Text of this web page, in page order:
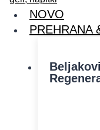
NOVO
PREHRANA